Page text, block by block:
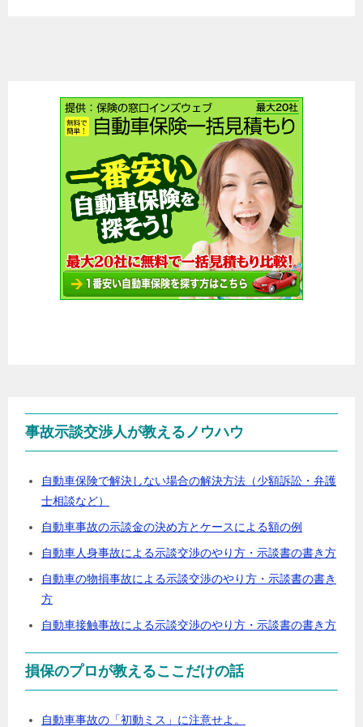
事故示談交渉人が教えるノウハウ
自動車保険で解決しない場合の解決方法（少額訴訟・弁護
士相談など）
自動車事故の示談金の決め方とケースによる額の例
自動車人身事故による示談交渉のやり方・示談書の書き方
自動車の物損事故による示談交渉のやり方・示談書の書き
方
自動車接触事故による示談交渉のやり方・示談書の書き方
損保のプロが教えるここだけの話
自動車事故の「初動ミス」に注意せよ。